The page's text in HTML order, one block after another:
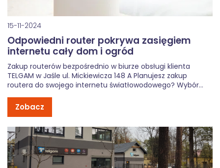
15-11-2024
Odpowiedni router pokrywa zasięgiem
internetu cały dom i ogród
Zakup routerów bezpośrednio w biurze obsługi klienta
TELGAM w Jaśle ul. Mickiewicza 148 A Planujesz zakup
routera do swojego internetu światłowodowego? Wybór
niesie za sobą wiele korzyści. Oto, dlaczego warto odwiedzić
Zobacz